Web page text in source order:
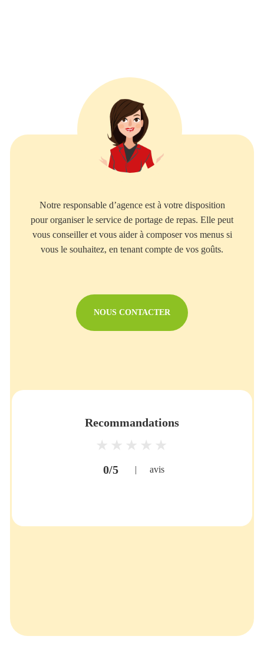
Notre responsable d’agence est à votre disposition
pour organiser le service de portage de repas. Elle peut
vous conseiller et vous aider à composer vos menus si
vous le souhaitez, en tenant compte de vos goûts.
NOUS CONTACTER
Recommandations
0/5 | avis